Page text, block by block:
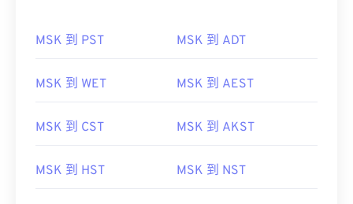
MSK 到 PST MSK 到 ADT
MSK 到 WET MSK 到 AEST
MSK 到 CST MSK 到 AKST
MSK 到 HST MSK 到 NST